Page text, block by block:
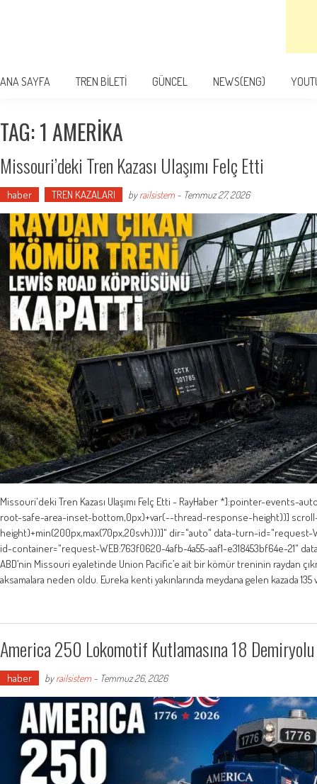
ANA SAYFA TREN BİLETİ GÜNCEL NEWS(ENG)
TAG: 1 AMERIKA
Missouri’deki Tren Kazası Ulaşımı Felç Etti
haber TREN KAZALARI byrailsistem - Temmuz 27, 2026
Missouri'deki Tren Kazası Ulaşımı Felç Etti - RayHaber *]:pointer-events-
root-safe-area-inset-bottom,0px)+var(--thread-response-height))]
height)+min(200px,max(70px,20svh)))]" dir="auto" data-turn-id="request-
id-container="request-WEB:763f0620-4afb-4a55-aaf1-e318453bf64e-21"
ABD’nin Missouri eyaletinde Union Pacific’e ait bir kömür treninin raydan
aksamalara neden oldu. Eureka kenti yakınlarında meydana gelen kazada
America 250 Lokomotif Kutlamasına 18
haber byrailsistem - Temmuz 26, 2026